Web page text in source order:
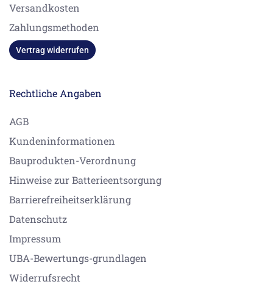
Versandkosten
Zahlungsmethoden
Vertrag widerrufen
Rechtliche Angaben
AGB
Kundeninformationen
Bauprodukten-Verordnung
Hinweise zur Batterieentsorgung
Barrierefreiheitserklärung
Datenschutz
Impressum
UBA-Bewertungs-grundlagen
Widerrufsrecht